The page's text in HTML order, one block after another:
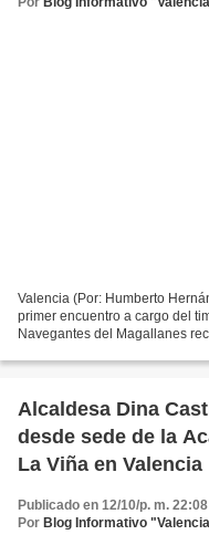
Valencia (Por: Humberto
primer encuentro a cargo del
Navegantes del Magallanes
Alcaldesa Dina
desde sede de la
La Viña en Valencia
Publicado en 12/10/p. m. 22:08
Por Blog Informativo